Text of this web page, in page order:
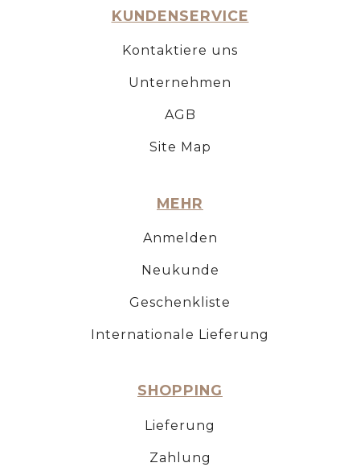
KUNDENSERVICE
Kontaktiere uns
Unternehmen
AGB
Site Map
MEHR
Anmelden
Neukunde
Geschenkliste
Internationale Lieferung
SHOPPING
Lieferung
Zahlung